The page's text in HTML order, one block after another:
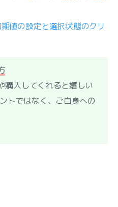
値の設定と選択状態のクリ
購入してくれると嬉しい
トではなく、ご自身への